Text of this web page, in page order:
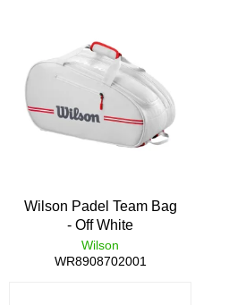
Wilson Padel Team Bag
- Off White
Wilson
WR8908702001